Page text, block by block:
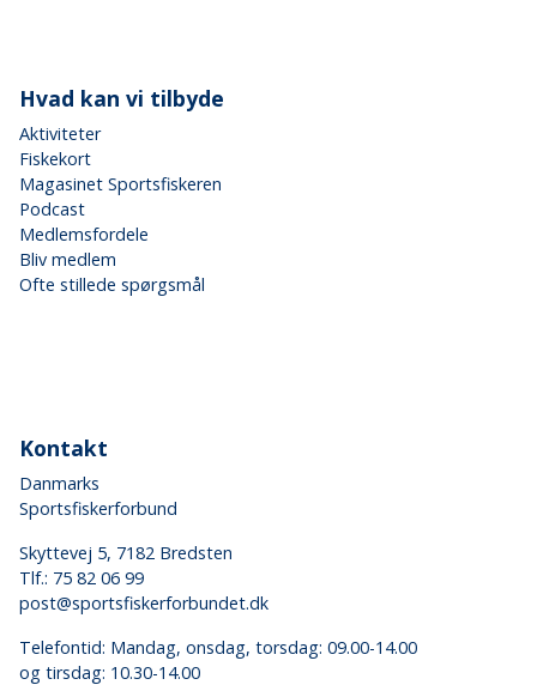
Hvad kan vi tilbyde
Aktiviteter
Fiskekort
Magasinet Sportsfiskeren
Podcast
Medlemsfordele
Bliv medlem
Ofte stillede spørgsmål
Kontakt
Danmarks
Sportsfiskerforbund
Skyttevej 5, 7182 Bredsten
Tlf.: 75 82 06 99
post@sportsfiskerforbundet.dk
Telefontid: Mandag, onsdag, torsdag: 09.00-14.00
og tirsdag: 10.30-14.00